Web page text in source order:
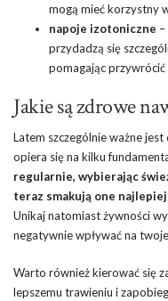
mogą mieć korzystny
napoje izotoniczne
przydadzą się
pomagając
Jakie są zdrowe
Latem szczególnie ważne
opiera się na kilku
regularnie, wybierając
teraz smakują one
Unikaj natomiast żywności
negatywnie wpływać na
Warto również kierować się
lepszemu trawieniu i